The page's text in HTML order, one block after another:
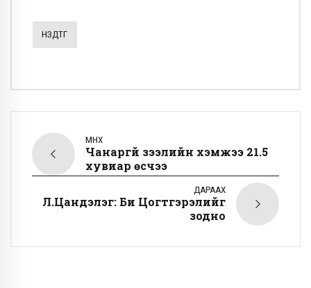
НЗДТГ
ӨМНӨХ
Чанаргүй зээлийн хэмжээ 21.5
хувиар өсчээ
ДАРААХ
Л.Цандэлэг: Би Цогтгэрэлийг
зодно